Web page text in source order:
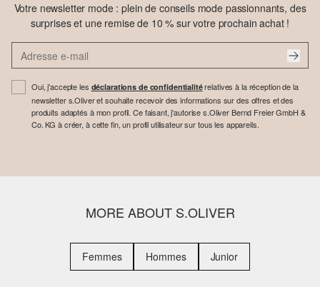
Votre newsletter mode : plein de conseils mode passionnants, des
surprises et une remise de 10 % sur votre prochain achat !
Oui, j'accepte les déclarations de confidentialitérelatives à la réception de la
newsletter s.Oliver et souhaite recevoir des informations sur des offres et des
produits adaptés à mon profil. Ce faisant, j'autorise s.Oliver Bernd Freier GmbH &
Co. KG à créer, à cette fin, un profil utilisateur sur tous les appareils.
MORE ABOUT S.OLIVER
Femmes Hommes Junior